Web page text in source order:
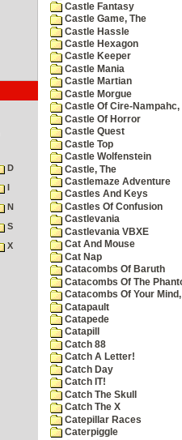
D
I
N
S
X
Castle Fantasy
Castle Game, The
Castle Hassle
Castle Hexagon
Castle Keeper
Castle Mania
Castle Martian
Castle Morgue
Castle Of Cire-Nampahc,
Castle Of Horror
Castle Quest
Castle Top
Castle Wolfenstein
Castle, The
Castlemaze Adventure
Castles And Keys
Castles Of Confusion
Castlevania
Castlevania VBXE
Cat And Mouse
Cat Nap
Catacombs Of Baruth
Catacombs Of The
Catacombs Of Your
Catapault
Catapede
Catapill
Catch 88
Catch A Letter!
Catch Day
Catch IT!
Catch The Skull
Catch The X
Catepillar Races
Caterpiggle